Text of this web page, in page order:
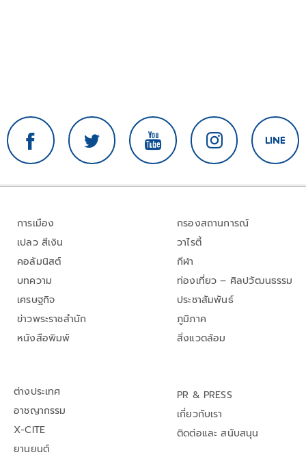
การเมือง
เปลว สีเงิน
คอลัมนิสต์
บทความ
เศรษฐกิจ
ข่าวพระราชสำนัก
หนังสือพิมพ์
กรองสถานการณ์
วาไรตี้
กีฬา
ท่องเที่ยว – ศิลปวัฒนธรรม
ประชาสัมพันธ์
ภูมิภาค
สิ่งแวดล้อม
ต่างประเทศ
อาชญากรรม
X-CITE
ยานยนต์
PR & PRESS
เกี่ยวกับเรา
ติดต่อและ สนับสนุน